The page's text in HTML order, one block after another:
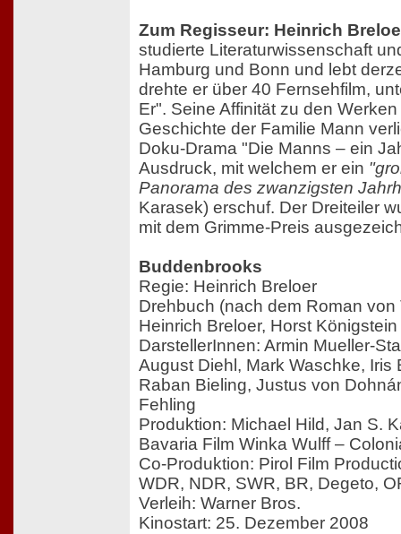
Zum Regisseur: Heinrich
studierte Literaturwissenschaft
Hamburg und Bonn und lebt
drehte er über 40 Fernsehfilm,
Er". Seine Affinität zu den
Geschichte der Familie Mann
Doku-Drama "Die Manns – ein
Ausdruck, mit welchem er ein
Panorama des zwanzigsten
Karasek) erschuf. Der Dreiteiler
mit dem Grimme-Preis
Buddenbrooks
Regie: Heinrich Breloer
Drehbuch (nach dem Roman
Heinrich Breloer, Horst Königstein
DarstellerInnen: Armin Mueller-
August Diehl, Mark Waschke, Iris
Raban Bieling, Justus von
Fehling
Produktion: Michael Hild, Jan S.
Bavaria Film Winka Wulff –
Co-Produktion: Pirol Film
WDR, NDR, SWR, BR, Degeto,
Verleih: Warner Bros.
Kinostart: 25. Dezember 2008